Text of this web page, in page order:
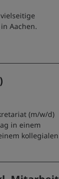
Aachen.
(m/w/d)
in einem
kollegialen